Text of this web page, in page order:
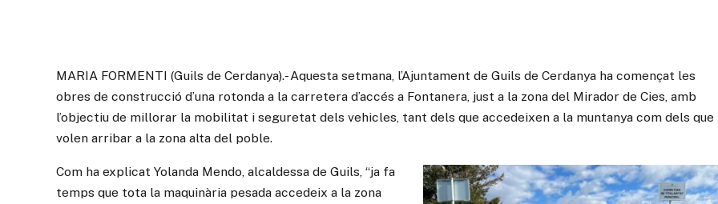
MARIA FORMENTI (Guils de Cerdanya).- Aquesta setmana, l’Ajuntament de Guils de Cerdanya ha començat les
obres de construcció d’una rotonda a la carretera d’accés a Fontanera, just a la zona del Mirador de Cies, amb
l’objectiu de millorar la mobilitat i seguretat dels vehicles, tant dels que accedeixen a la muntanya com dels que
volen arribar a la zona alta del poble.
Com ha explicat Yolanda Mendo, alcaldessa de Guils, “ja fa
temps que tota la maquinària pesada accedeix a la zona